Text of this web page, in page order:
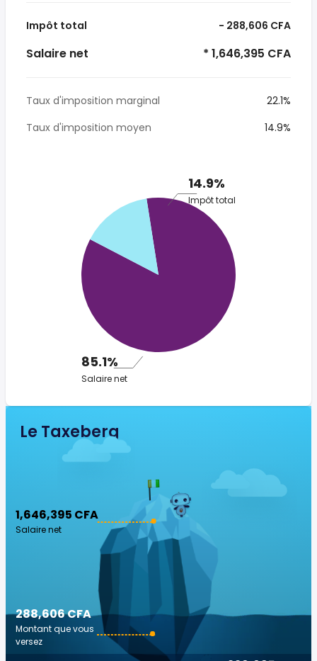
Impôt total - 288,606 CFA
Salaire net * 1,646,395 CFA
Taux d'imposition marginal
22.1%
Taux d'imposition moyen
14.9%
14.9%
Impôt total
85.1%
Salaire net
Le Taxeberg
1,646,395 CFA
Salaire net
288,606 CFA
Montant que vous
versez